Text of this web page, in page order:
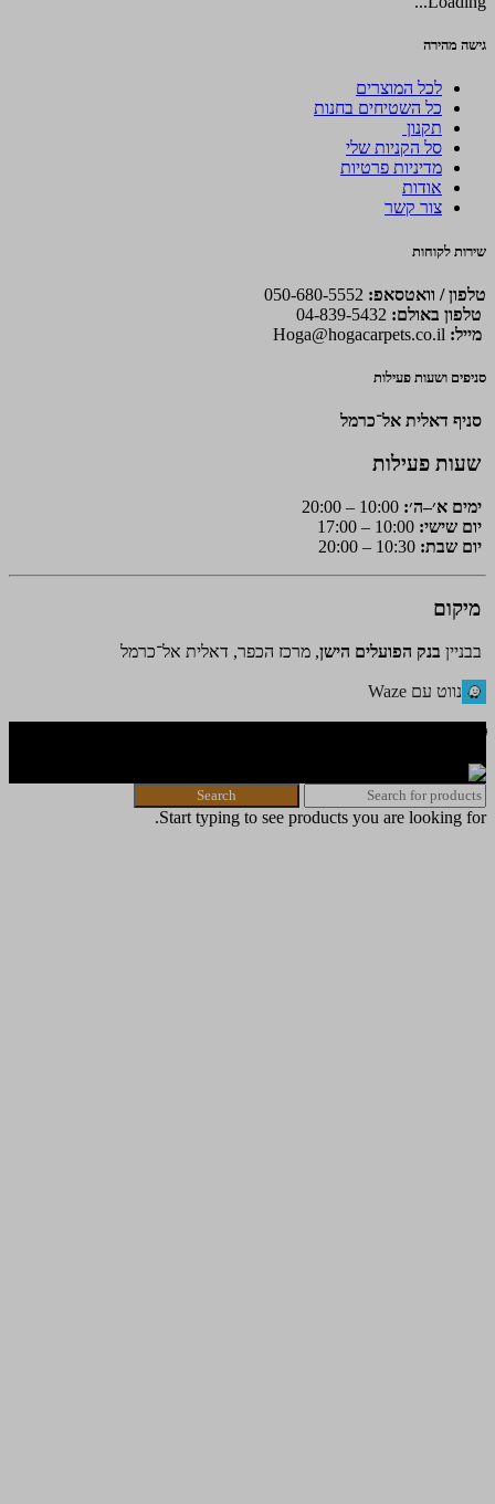
גישה מהירה
לכל המוצרים
כל השטיחים בחנות
תקנון
סל הקניות שלי
מדיניות פרטיות
אודות
צור קשר
שירות לקוחות
טלפון / וואטסאפ:
טלפון באולם:
מייל: Hoga@hogacarpets.co.il
סניפים ושעות פעילות
סניף דאלית אל־כרמל
שעות פעילות
ימים א׳–ה׳:
יום שישי:
יום שבת:
מיקום
בבניין בנק הפועלים הישן, מרכז הכפר, דאלית אל־כרמל
נווט עם Waze
Search
Start typing to see products you are looking for.